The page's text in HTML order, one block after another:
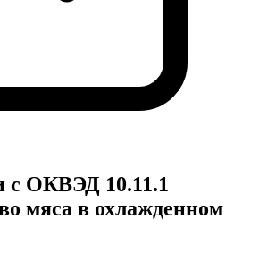
с ОКВЭД 10.11.1
мяса в охлажденном